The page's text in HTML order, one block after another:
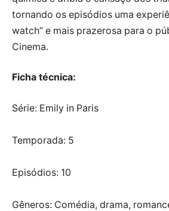
tornando os episódios uma
watch” e mais prazerosa para o
Cinema.
Ficha técnica:
Série: Emily in Paris
Temporada: 5
Episódios: 10
Gêneros: Comédia, drama,